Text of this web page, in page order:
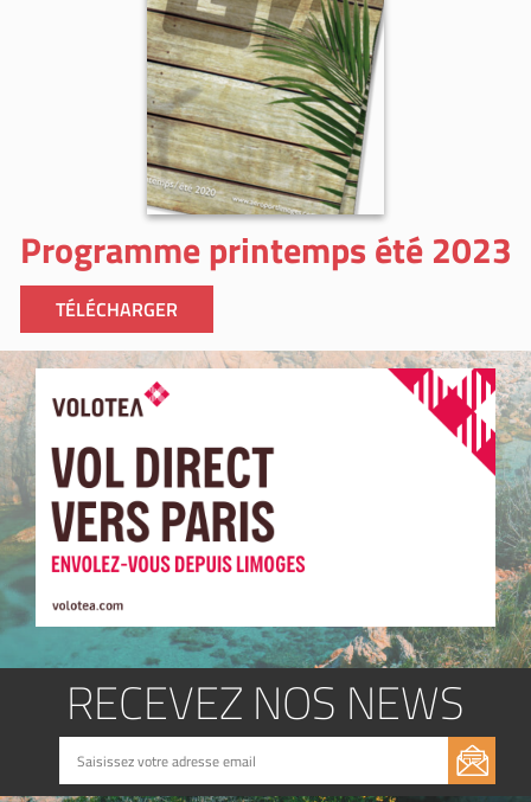
Programme printemps été 2023
TÉLÉCHARGER
RECEVEZ NOS NEWS